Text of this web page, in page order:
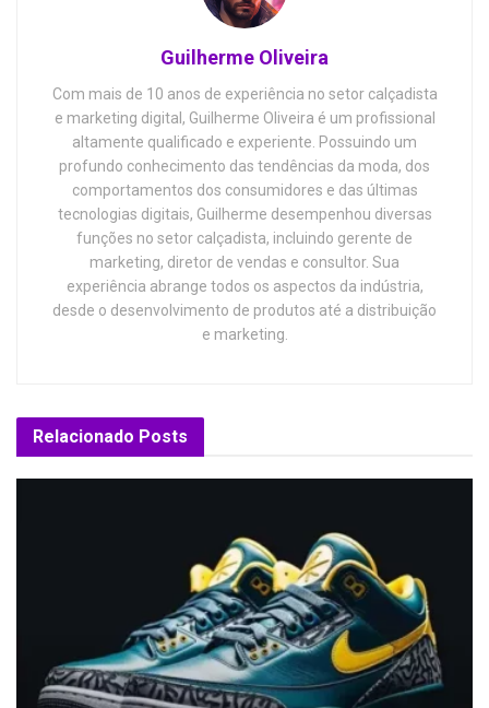
Guilherme Oliveira
Com mais de 10 anos de experiência no setor calçadista
e marketing digital, Guilherme Oliveira é um profissional
altamente qualificado e experiente. Possuindo um
profundo conhecimento das tendências da moda, dos
comportamentos dos consumidores e das últimas
tecnologias digitais, Guilherme desempenhou diversas
funções no setor calçadista, incluindo gerente de
marketing, diretor de vendas e consultor. Sua
experiência abrange todos os aspectos da indústria,
desde o desenvolvimento de produtos até a distribuição
e marketing.
Relacionado Posts